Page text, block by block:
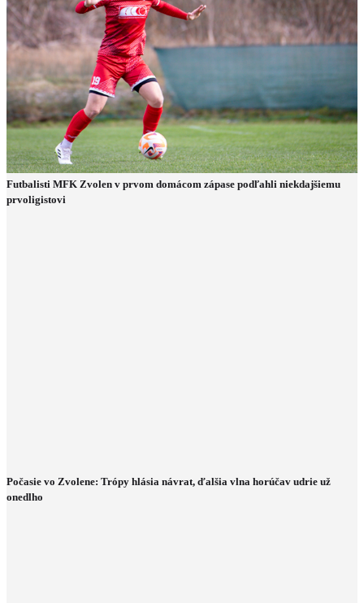
Futbalisti MFK Zvolen v prvom domácom zápase podľahli niekdajšiemu
prvoligistovi
Počasie vo Zvolene: Trópy hlásia návrat, ďalšia vlna horúčav udrie už
onedlho